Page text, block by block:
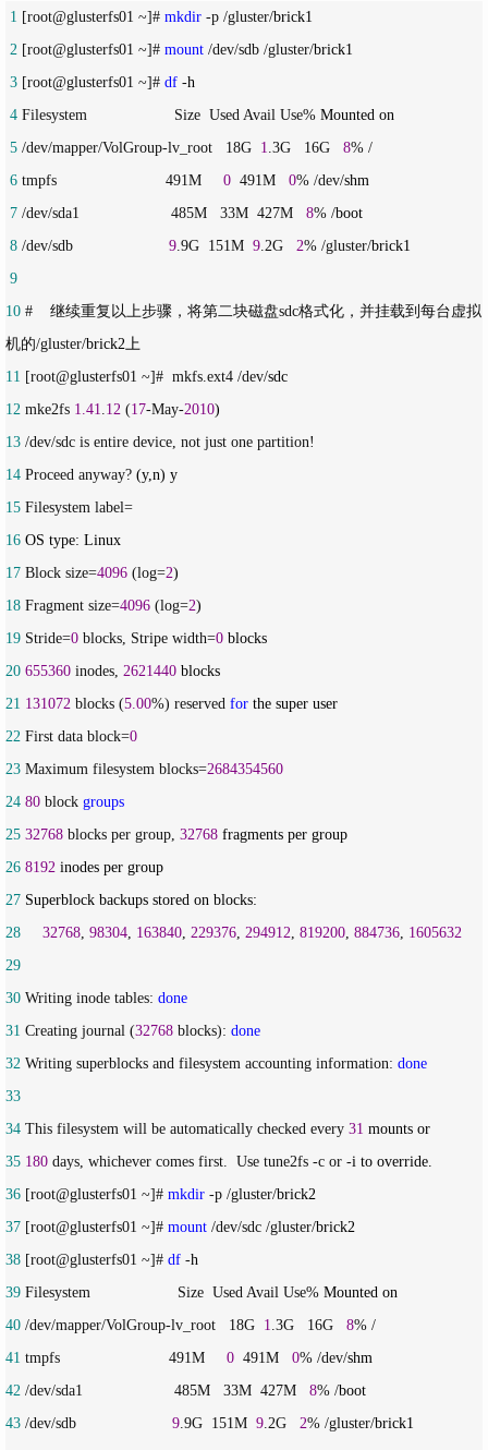
1 [root@glusterfs01 ~]# mkdir -p /gluster/
2 [root@glusterfs01 ~]# mount /dev/sdb /gluster/
3 [root@glusterfs01 ~]# df -
4 Filesystem                    Size  Used Avail Use%
5 /dev/mapper/VolGroup-lv_root   18G 1 .3G   16G 8
6 tmpfs                         491M 0
  491M
0% /dev/
7 /dev/sda1                     485M   33M  427M 8% /
8 /dev/sdb 9 .9G  151M 9 .2G 2% /gluster/
9
10 #    继续重复以上步骤，将第二块磁盘sdc格式化，并挂载到每台虚拟
机的/gluster/
11 [root@glusterfs01 ~]#  mkfs.ext4 /dev/
12 mke2fs 1.41 12 (17-May-2010
13
14 Proceed anyway?
15
16
17 Block size=4096 (log=2
18 Fragment size=4096 (log=2
19 Stride=0 blocks, Stripe width=0
20 655360 inodes, 2621440
21 131072 blocks (5.00%) reserved for
22 First data block=0
23 Maximum filesystem blocks=2684354560
24 80 block groups
25 32768 blocks per group, 32768
26 8192
27
28
32768 98304 163840 229376 294912 819200 884736 1605632
29
30 Writing inode tables: done
31 Creating journal (32768 blocks): done
32 Writing superblocks and filesystem accounting information: done
33
34 This filesystem will be automatically checked every 31
35 180 days, whichever comes first.  Use tune2fs -c or -
36 [root@glusterfs01 ~]# mkdir -p /gluster/
37 [root@glusterfs01 ~]# mount /dev/sdc /gluster/
38 [root@glusterfs01 ~]# df -
39 Filesystem                    Size  Used Avail Use%
40 /dev/mapper/VolGroup-lv_root   18G 1 .3G   16G 8
41 tmpfs                         491M 0
  491M
0% /dev/
42 /dev/sda1                     485M   33M  427M 8% /
43 /dev/sdb 9 .9G  151M 9 .2G 2% /gluster/